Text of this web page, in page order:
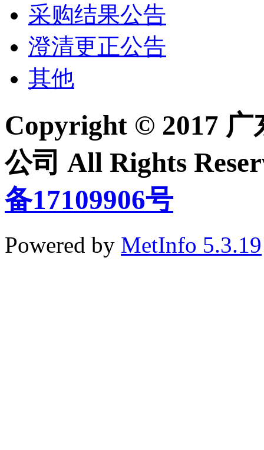
采购结果公告
澄清更正公告
其他
Copyright © 2017
公司 All Rights
备17109906号
Powered by MetInfo 5.3.19